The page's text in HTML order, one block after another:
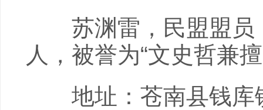
苏渊雷，民盟盟员
人，被誉为“文史哲兼
地址：苍南县钱库